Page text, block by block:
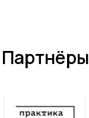
Партнёры